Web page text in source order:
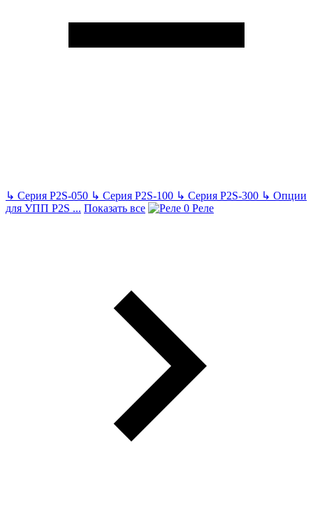
↳ Серия P2S-050 ↳ Серия P2S-100 ↳ Серия P2S-300 ↳ Опции
для УПП P2S ... Показать все Реле